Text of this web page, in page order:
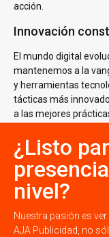
acción.
Innovación
El mundo digital
mantenemos a la
y herramientas
tácticas más
a las mejores
¿Listo
nivel?
Nuestra pasión es
AJA Publicidad, no